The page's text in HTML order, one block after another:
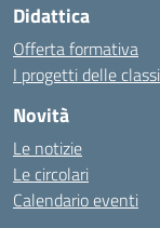
Didattica
Offerta formativa
I progetti delle classi
Novità
Le notizie
Le circolari
Calendario eventi